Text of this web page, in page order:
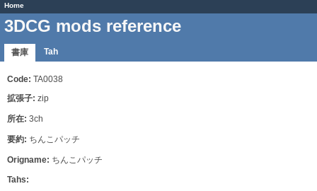
Home
3DCG mods reference
書庫 Tah
Code: TA0038
拡張子: zip
所在: 3ch
要約: ちんこパッチ
Origname: ちんこパッチ
Tahs: